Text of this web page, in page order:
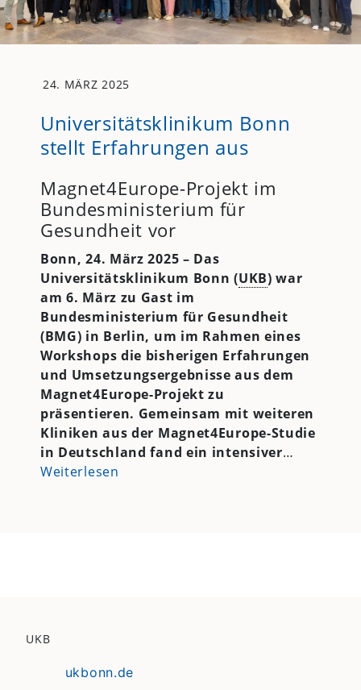
24. MÄRZ 2025
Universitätsklinikum Bonn
stellt Erfahrungen aus
Magnet4Europe-Projekt im
Bundesministerium für
Gesundheit vor
Bonn, 24. März 2025 – Das
Universitätsklinikum Bonn (UKB) war
am 6. März zu Gast im
Bundesministerium für Gesundheit
(BMG) in Berlin, um im Rahmen eines
Workshops die bisherigen Erfahrungen
und Umsetzungsergebnisse aus dem
Magnet4Europe-Projekt zu
präsentieren. Gemeinsam mit weiteren
Kliniken aus der Magnet4Europe-Studie
in Deutschland fand ein intensiver…
Weiterlesen
UKB
ukbonn.de